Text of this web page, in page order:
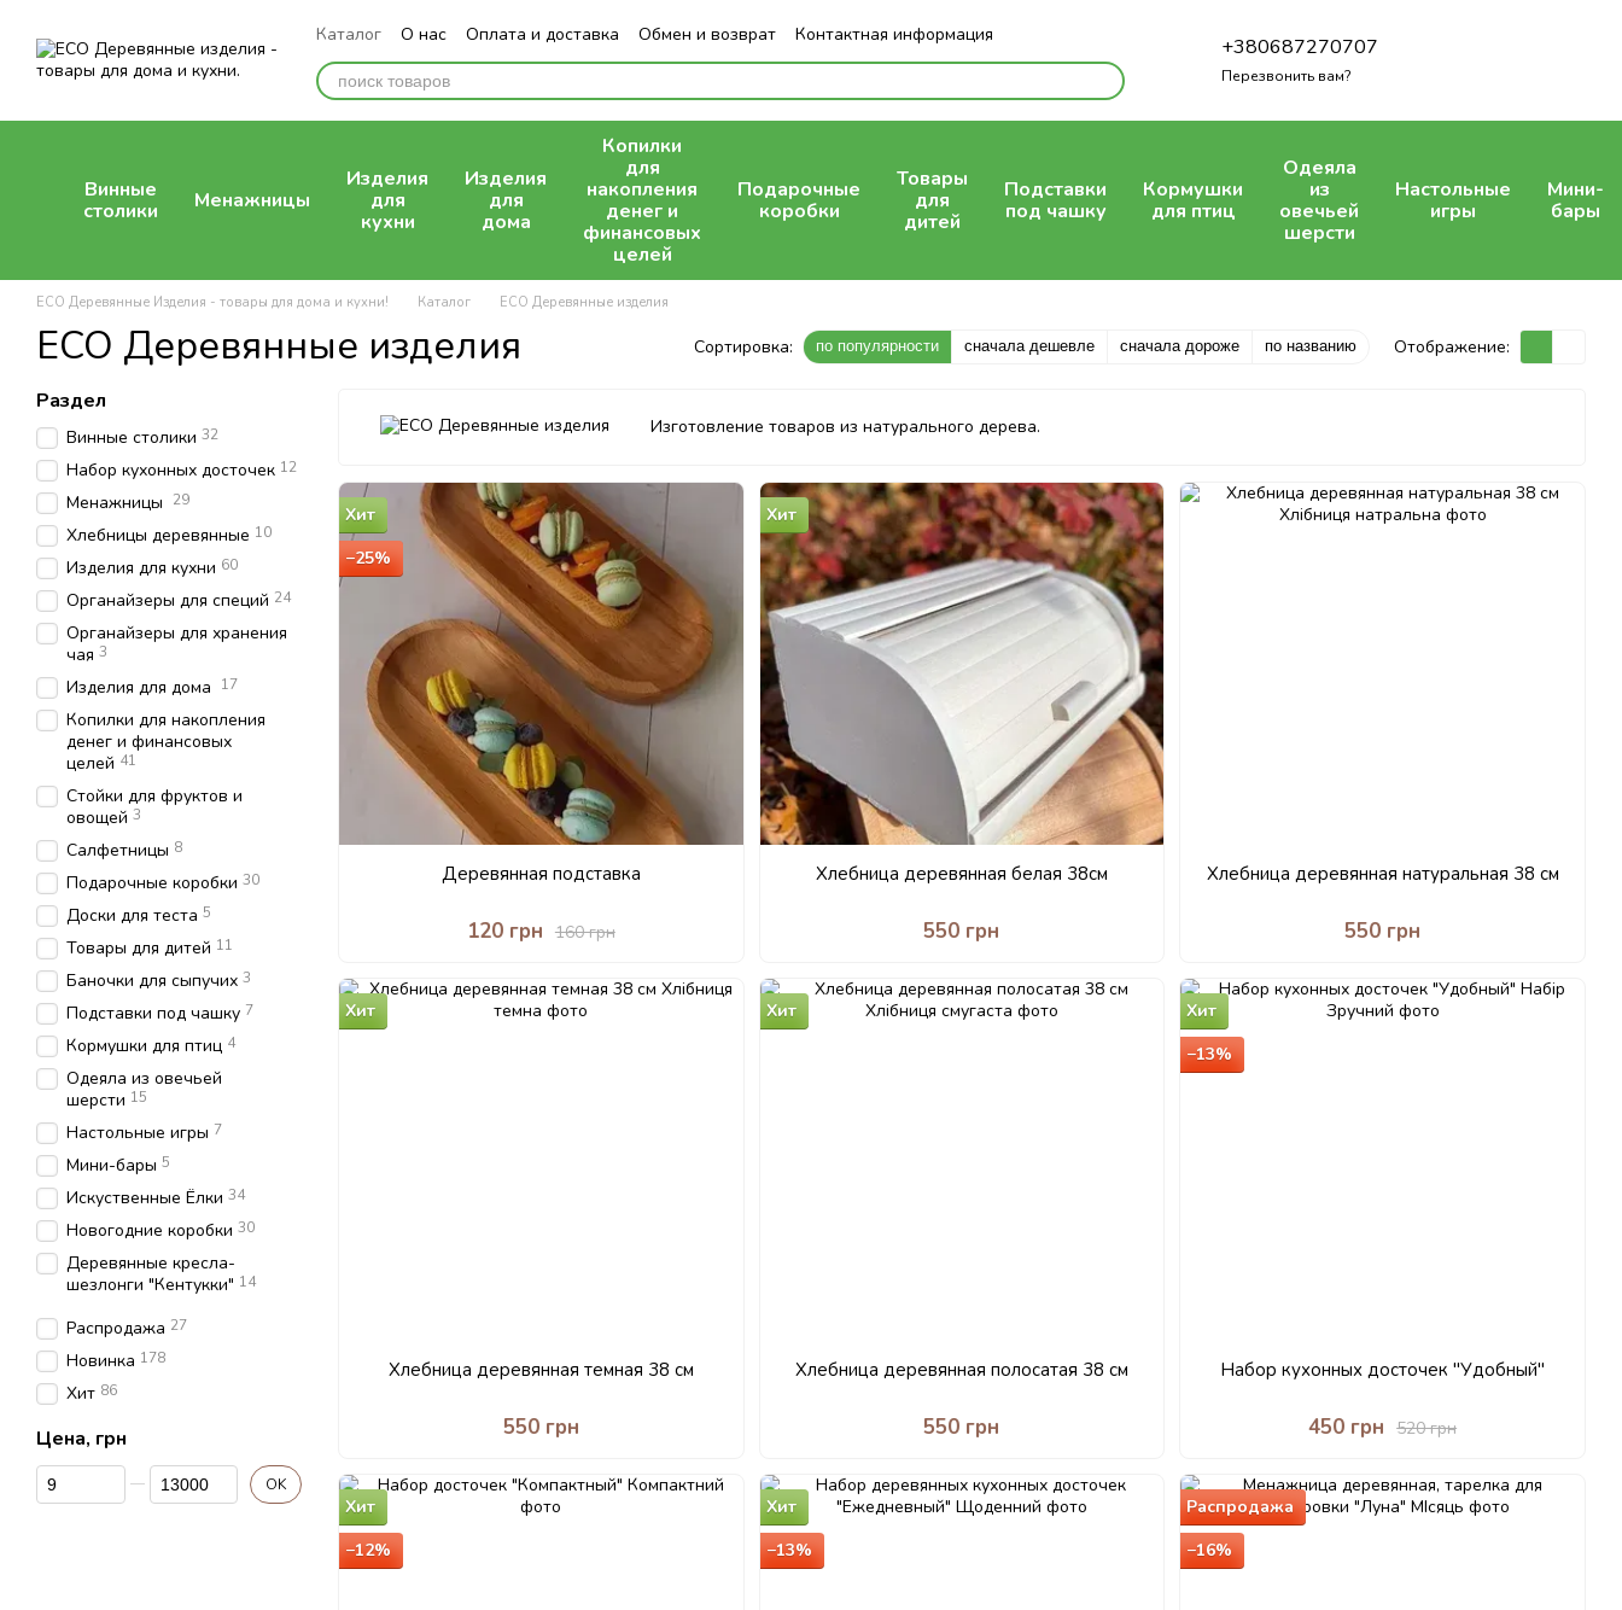
Каталог О нас Оплата и доставка Обмен и возврат
Контактная информация
Отзывы о магазине
+380687270707
Перезвонить вам?
Винные
столики
Менажницы
Изделия
для
кухни
Изделия
для
дома
Копилки
для
накопления
денег и
финансовых
целей
Подарочные
коробки
Товары
для
дитей
Подставки
под чашку
Кормушки
для птиц
Одеяла
из
овечьей
шерсти
Настольные
игры
Мини-
бары
ECO Деревянные Изделия - товары для дома и кухни! Каталог ECO Деревянные изделия
ECO Деревянные изделия Сортировка: по популярности сначала дешевле сначала дороже по названию Отображение:
Изготовление товаров из натурального дерева.
Хит
−25%
Деревянная подставка
160 грн
120 грн
Хит
Хлебница деревянная белая 38см
550 грн
Хлебница деревянная натуральная 38 см
550 грн
Хит
Хлебница деревянная темная 38 см
550 грн
Хит
Хлебница деревянная полосатая 38 см
550 грн
Хит
−13%
Набор кухонных досточек "Удобный"
520 грн
450 грн
Хит
−12%
Хит
−13%
Распродажа
−16%
Раздел
Винные столики 32
Набор кухонных досточек 12
Менажницы 29
Хлебницы деревянные 10
Изделия для кухни 60
Органайзеры для специй 24
Органайзеры для хранения
чая 3
Изделия для дома 17
Копилки для накопления
денег и финансовых
целей 41
Стойки для фруктов и
овощей 3
Салфетницы 8
Подарочные коробки 30
Доски для теста 5
Товары для дитей 11
Баночки для сыпучих 3
Подставки под чашку 7
Кормушки для птиц 4
Одеяла из овечьей
шерсти 15
Настольные игры 7
Мини-бары 5
Искуственные Ёлки 34
Новогодние коробки 30
Деревянные кресла-
шезлонги "Кентукки" 14
Распродажа 27
Новинка 178
Хит 86
Цена, грн
От Цена, грн
До Цена, грн OK